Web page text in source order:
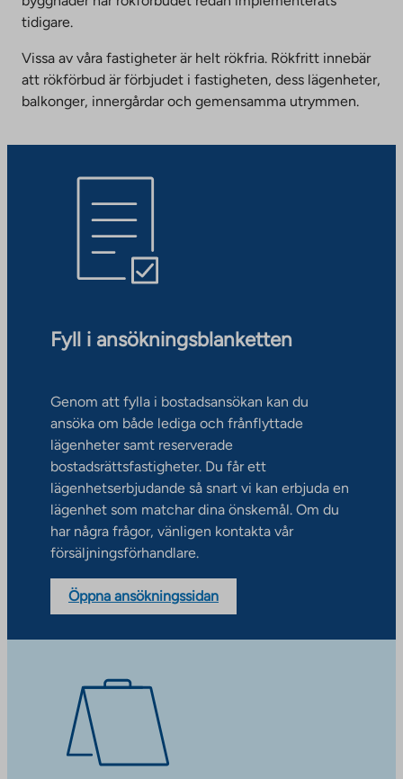
tidigare.
Vissa av våra fastigheter är helt rökfria. Rökfritt innebär
att rökförbud är förbjudet i fastigheten, dess lägenheter,
balkonger, innergårdar och gemensamma utrymmen.
Fyll i ansökningsblanketten
Genom att fylla i bostadsansökan kan du
ansöka om både lediga och frånflyttade
lägenheter samt reserverade
bostadsrättsfastigheter. Du får ett
lägenhetserbjudande så snart vi kan erbjuda en
lägenhet som matchar dina önskemål. Om du
har några frågor, vänligen kontakta vår
försäljningsförhandlare.
Öppna ansökningssidan